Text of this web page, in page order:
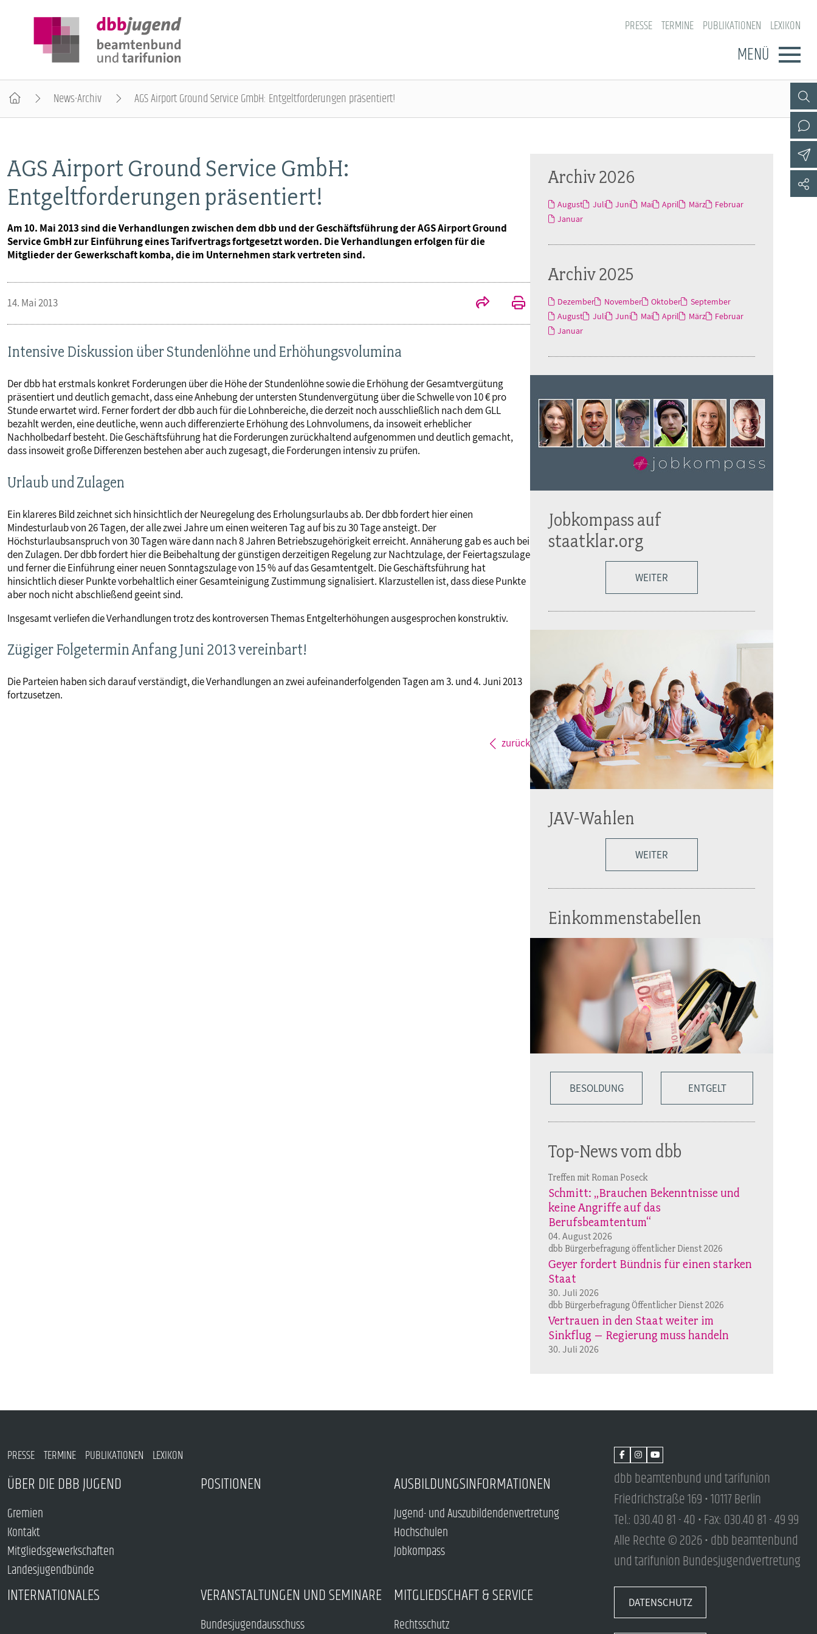
PRESSE TERMINE PUBLIKATIONEN LEXIKON
MENÜ
Gremien
Mitgliedsgewerkschaften
POSITIONEN
AUSBILDUNGSINFORMATIONEN
Jugend- und Auszubildendenvertretung
Jobkompass
INTERNATIONALES
VERANSTALTUNGEN UND SEMINARE
ÜBERBLICK
Bundesjugendausschuss
Bundesjugendtag
Ideencampus
Parlamentarisches Sommerfest
Rechtsschutz
Vorteilswelt
News-Archiv AGS Airport Ground Service GmbH: Entgeltforderungen präsentiert!
AGS Airport Ground Service GmbH:
Entgeltforderungen präsentiert!
Am 10. Mai 2013 sind die Verhandlungen zwischen dem dbb und der Geschäftsführung der AGS Airport Ground
Service GmbH zur Einführung eines Tarifvertrags fortgesetzt worden. Die Verhandlungen erfolgen für die
Mitglieder der Gewerkschaft komba, die im Unternehmen stark vertreten sind.
14. Mai 2013
Intensive Diskussion über Stundenlöhne und Erhöhungsvolumina
Der dbb hat erstmals konkret Forderungen über die Höhe der Stundenlöhne sowie die Erhöhung der Gesamtvergütung
präsentiert und deutlich gemacht, dass eine Anhebung der untersten Stundenvergütung über die Schwelle von 10 € pro
Stunde erwartet wird. Ferner fordert der dbb auch für die Lohnbereiche, die derzeit noch ausschließlich nach dem GLL
bezahlt werden, eine deutliche, wenn auch differenzierte Erhöhung des Lohnvolumens, da insoweit erheblicher
Nachholbedarf besteht. Die Geschäftsführung hat die Forderungen zurückhaltend aufgenommen und deutlich gemacht,
dass insoweit große Differenzen bestehen aber auch zugesagt, die Forderungen intensiv zu prüfen.
Urlaub und Zulagen
Ein klareres Bild zeichnet sich hinsichtlich der Neuregelung des Erholungsurlaubs ab. Der dbb fordert hier einen
Mindesturlaub von 26 Tagen, der alle zwei Jahre um einen weiteren Tag auf bis zu 30 Tage ansteigt. Der
Höchsturlaubsanspruch von 30 Tagen wäre dann nach 8 Jahren Betriebszugehörigkeit erreicht. Annäherung gab es auch bei
den Zulagen. Der dbb fordert hier die Beibehaltung der günstigen derzeitigen Regelung zur Nachtzulage, der Feiertagszulage
und ferner die Einführung einer neuen Sonntagszulage von 15 % auf das Gesamtentgelt. Die Geschäftsführung hat
hinsichtlich dieser Punkte vorbehaltlich einer Gesamteinigung Zustimmung signalisiert. Klarzustellen ist, dass diese Punkte
aber noch nicht abschließend geeint sind.
Insgesamt verliefen die Verhandlungen trotz des kontroversen Themas Entgelterhöhungen ausgesprochen konstruktiv.
Zügiger Folgetermin Anfang Juni 2013 vereinbart!
Die Parteien haben sich darauf verständigt, die Verhandlungen an zwei aufeinanderfolgenden Tagen am 3. und 4. Juni 2013
fortzusetzen.
zurück
Archiv 2026
August Juli Juni Mai April März
Februar
Januar
Archiv 2025
Dezember November Oktober
September
August
Juli Juni Mai April März
Februar
Januar
Jobkompass auf
staatklar.org
WEITER
JAV-Wahlen
WEITER
Einkommenstabellen
BESOLDUNG ENTGELT
Top-News vom dbb
Treffen mit Roman Poseck
Schmitt: „Brauchen Bekenntnisse und
keine Angriffe auf das
Berufsbeamtentum“
04. August 2026
dbb Bürgerbefragung öffentlicher Dienst 2026
Geyer fordert Bündnis für einen starken
Staat
30. Juli 2026
dbb Bürgerbefragung Öffentlicher Dienst 2026
Vertrauen in den Staat weiter im
Sinkflug – Regierung muss handeln
30. Juli 2026
PRESSE TERMINE PUBLIKATIONEN LEXIKON
ÜBER DIE DBB JUGEND
Gremien
Kontakt
Mitgliedsgewerkschaften
Landesjugendbünde
POSITIONEN AUSBILDUNGSINFORMATIONEN
Jugend- und Auszubildendenvertretung
Hochschulen
Jobkompass
INTERNATIONALES VERANSTALTUNGEN UND SEMINARE
Bundesjugendausschuss
MITGLIEDSCHAFT & SERVICE
Rechtsschutz
dbb beamtenbund und tarifunion
Friedrichstraße 169 • 10117 Berlin
Tel.: 030.40 81 - 40 • Fax: 030.40 81 - 49 99
Alle Rechte © 2026 • dbb beamtenbund
und tarifunion Bundesjugendvertretung
DATENSCHUTZ